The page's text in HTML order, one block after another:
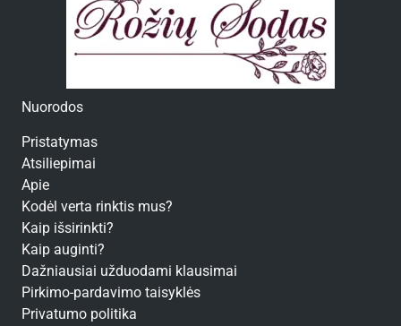
Nuorodos
Pristatymas
Atsiliepimai
Apie
Kodėl verta rinktis mus?
Kaip išsirinkti?
Kaip auginti?
Dažniausiai užduodami klausimai
Pirkimo-pardavimo taisyklės
Privatumo politika